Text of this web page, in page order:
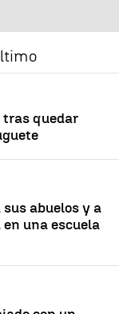
tras quedar
abuelos y a
una escuela